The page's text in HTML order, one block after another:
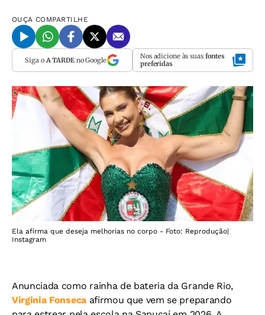
OUÇA COMPARTILHE
Siga o A TARDEno Google Nos adicione às suas fontes
preferidas
Ela afirma que deseja melhorias no corpo - Foto: Reprodução|
Instagram
Anunciada como rainha de bateria da Grande Rio,
Virginia Fonsecaafirmou que vem se preparando